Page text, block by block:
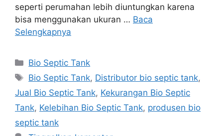
seperti perumahan lebih diuntungkan karena
bisa menggunakan ukuran … Baca
Selengkapnya
Kategori
Bio Septic Tank
Tag
Bio Septic Tank, Distributor bio septic tank,
Jual Bio Septic Tank, Kekurangan Bio Septic
Tank, Kelebihan Bio Septic Tank, produsen bio
septic tank